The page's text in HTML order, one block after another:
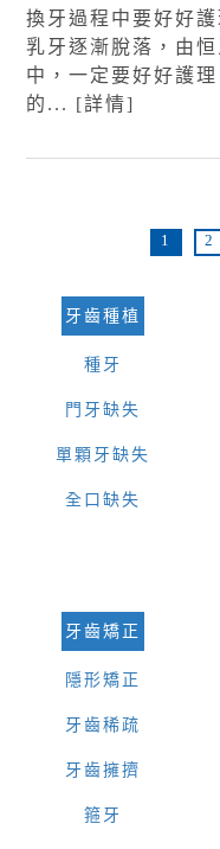
換牙過程中要好好
乳牙逐漸脫落，由
中，一定要好好護
的... [詳情]
1 2
牙齒種植
種牙
門牙缺失
單顆牙缺失
全口缺失
牙齒矯正
隱形矯正
牙齒稀疏
牙齒擁擠
箍牙